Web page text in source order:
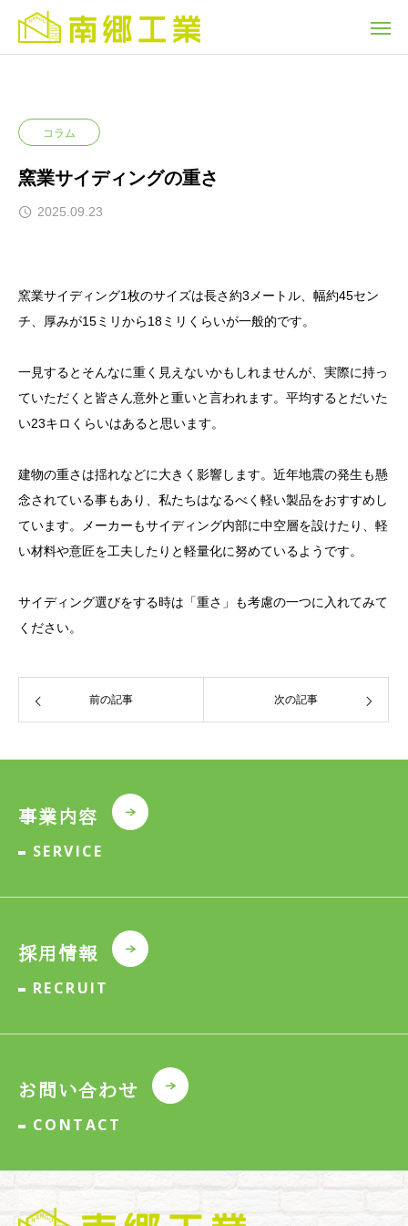
コラム
窯業サイディングの重さ
2025.09.23
窯業サイディング1枚のサイズは長さ約3メートル、幅約45セン
チ、厚みが15ミリから18ミリくらいが一般的です。
一見するとそんなに重く見えないかもしれませんが、実際に持っ
ていただくと皆さん意外と重いと言われます。平均するとだいた
い23キロくらいはあると思います。
建物の重さは揺れなどに大きく影響します。近年地震の発生も懸
念されている事もあり、私たちはなるべく軽い製品をおすすめし
ています。メーカーもサイディング内部に中空層を設けたり、軽
い材料や意匠を工夫したりと軽量化に努めているようです。
サイディング選びをする時は「重さ」も考慮の一つに入れてみて
ください。
前の記事 次の記事
事業内容
SERVICE
採用情報
RECRUIT
お問い合わせ
CONTACT